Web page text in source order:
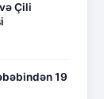
Çili
19